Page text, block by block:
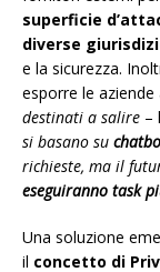
superficie
diverse
e la sicurezza.
esporre le aziende
destinati a salire –
si basano su
richieste, ma il
eseguiranno task
Una soluzione
il concetto di